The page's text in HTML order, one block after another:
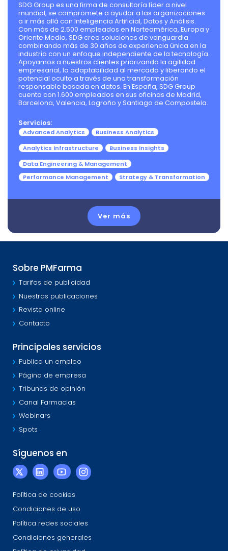
SDG Group es una firma de consultoría líder a nivel
mundial, se compromete a ayudar a las organizaciones
a ir más allá con Inteligencia Artificial, Datos y Análisis.
Con más de 2.500 empleados en Norteamérica, Europa y
Oriente Medio, SDG crea soluciones de vanguardia
combinando más de 30 años de experiencia única en la
industria con un enfoque independiente de la tecnología.
Apoyamos a nuestros clientes priorizando la agilidad
empresarial, la adaptabilidad al mercado y liberando el
potencial oculto a través de una transformación
responsable basada en datos. En España, SDG Group
cuenta con 1.600 empleados en sus oficinas de Madrid,
Barcelona, Valencia, Logroño y Santiago de Compostela.
Servicios:
Advanced Analytics
Business Analytics
Analytics Infrastructure
Business Insights
Data Engineering & Management
Performance Management
Strategy & Transformation
Ver más
Sobre PMFarma
Tarifas de publicidad
Nuestras publicaciones
Revista online
Contacto
Principales servicios
Publica un empleo
Página de empresa
Tribunas de opinión
Canal Farmacias
Webinars
Spots
Síguenos en
Política de cookies
Condiciones de uso
Política redes sociales
Condiciones generales